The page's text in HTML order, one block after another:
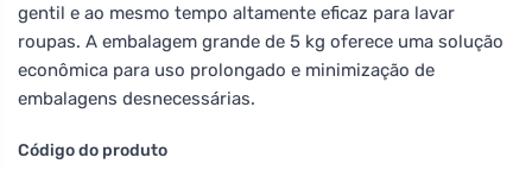
gentil e ao mesmo tempo altamente eficaz para lavar
roupas. A embalagem grande de 5 kg oferece uma solução
econômica para uso prolongado e minimização de
embalagens desnecessárias.
Código do produto